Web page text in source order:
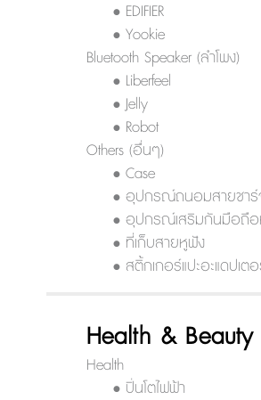
• EDIFIER
• Yookie
Bluetooth Speaker (ลำโพง)
• Liberfeel
• Jelly
• Robot
Others (อื่นๆ)
• Case
• อุปกรณ์ถนอมสายชาร์
• อุปกรณ์เสริมกันมือถื
• ที่เก็บสายหูฟัง
• สติ้กเกอร์แปะอะแดปเต
Health & Beauty
Health
• ปิ่นโตไฟฟ้า